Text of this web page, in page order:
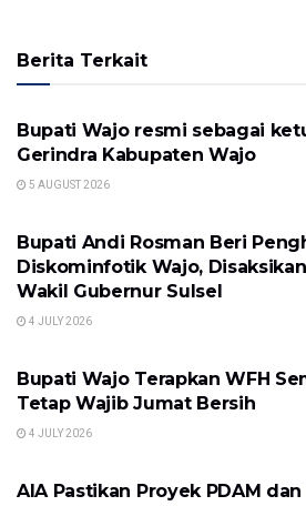
Berita Terkait
UNCATEGORIZED
Bupati Wajo resmi sebagai
Gerindra Kabupaten Wajo
5 AUGUST 2026
Bupati Andi Rosman Beri
Diskominfotik Wajo,
Wakil Gubernur Sulsel
4 JULY 2026
Bupati Wajo Terapkan WFH
Tetap Wajib Jumat Bersih
4 JULY 2026
AIA Pastikan Proyek PDAM